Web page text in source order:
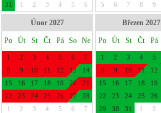
31
1 2 3 4 5 6
5
6 7 8 9
Únor 2027
Po Út St Čt Pá So Ne
1 2 3 4 5 6
7
8
9 10 11 12 13
14
15
16 17 18 19 20
21
22
23 24 25 26 27
28
1
2 3 4 5 6
7
Březen 2027
Po Út St Čt Pá
1 2 3 4 5
8
9 10 11 12
15
16 17 18 19
22
23 24 25 26
29
30 31 1 2